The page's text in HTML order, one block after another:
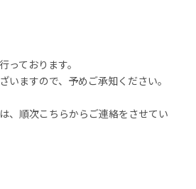
ております。
ますので、予めご承知ください。
、順次こちらからご連絡をさせてい